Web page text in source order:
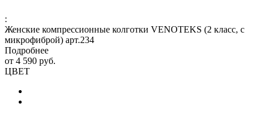
:
Женские компрессионные колготки VENOTEKS (2 класс, с
микрофиброй) арт.234
Подробнее
от 4 590 руб.
ЦВЕТ